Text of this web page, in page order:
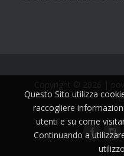
Questo Sito utilizza
raccogliere
utenti e su come
Continuando a